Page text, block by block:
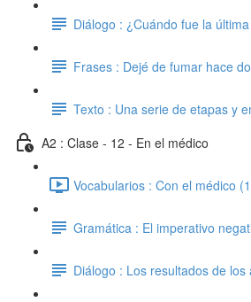
Diálogo : ¿Cuándo fue la
Frases : Dejé de fumar hace
Texto : Una serie de etapas y
A2 : Clase - 12 - En el médico
Vocabularios : Con el médico
Gramática : El imperativo
Diálogo : Los resultados de los